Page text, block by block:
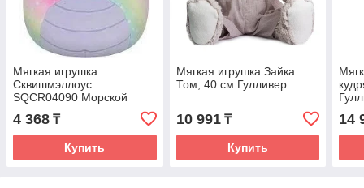
Мягкая игрушка
Сквишмэллоус
SQCR04090 Морской
конек Emerald, 19см. TM
Squishmallows
4 368 ₸
Купить
Мягкая игрушка Зайка
Том, 40 см Гулливер
10 991₸
Купить
14